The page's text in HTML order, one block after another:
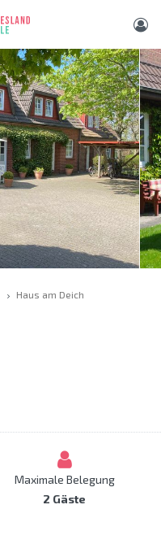
Haus am Deich
Maximale Belegung
2 Gäste